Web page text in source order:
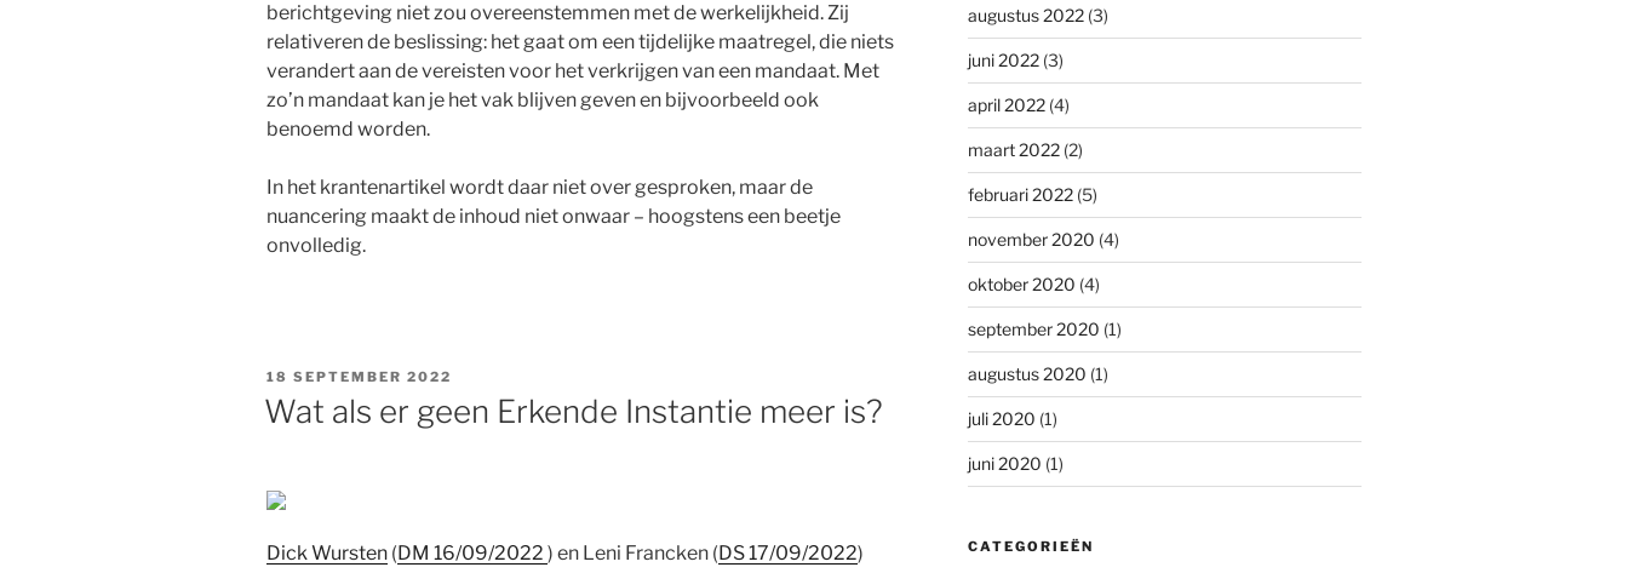
berichtgeving niet zou overeenstemmen met de werkelijkheid. Zij
relativeren de beslissing: het gaat om een tijdelijke maatregel, die niets
verandert aan de vereisten voor het verkrijgen van een mandaat. Met
zo’n mandaat kan je het vak blijven geven en bijvoorbeeld ook
benoemd worden.
In het krantenartikel wordt daar niet over gesproken, maar de
nuancering maakt de inhoud niet onwaar – hoogstens een beetje
onvolledig.
GEPLAATST
OP
18 SEPTEMBER 2022
Wat als er geen Erkende Instantie meer is?
Dick Wursten (DM 16/09/2022 ) en Leni Francken (DS 17/09/2022)
augustus 2022(3)
juni 2022(3)
april 2022(4)
maart 2022(2)
februari 2022(5)
november 2020 (4)
oktober 2020 (4)
september 2020 (1)
augustus 2020 (1)
juli 2020 (1)
juni 2020 (1)
CATEGORIEËN